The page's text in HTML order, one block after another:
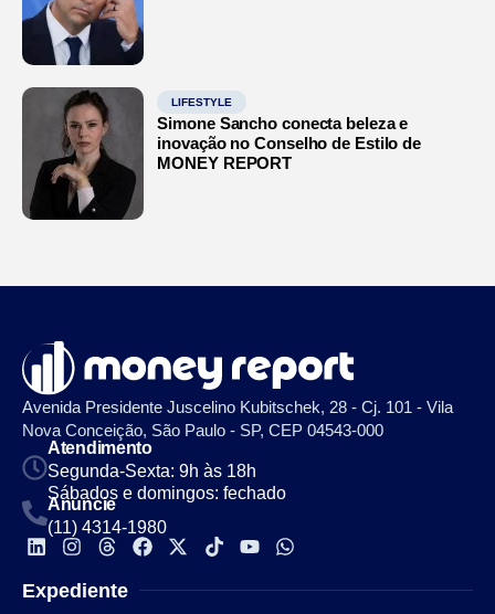
LIFESTYLE
Simone Sancho conecta beleza e
inovação no Conselho de Estilo de
MONEY REPORT
Avenida Presidente Juscelino Kubitschek, 28 - Cj. 101 - Vila
Nova Conceição, São Paulo - SP, CEP 04543-000
Atendimento
Segunda-Sexta: 9h às 18h
Sábados e domingos: fechado
Anuncie
(11) 4314-1980
Expediente